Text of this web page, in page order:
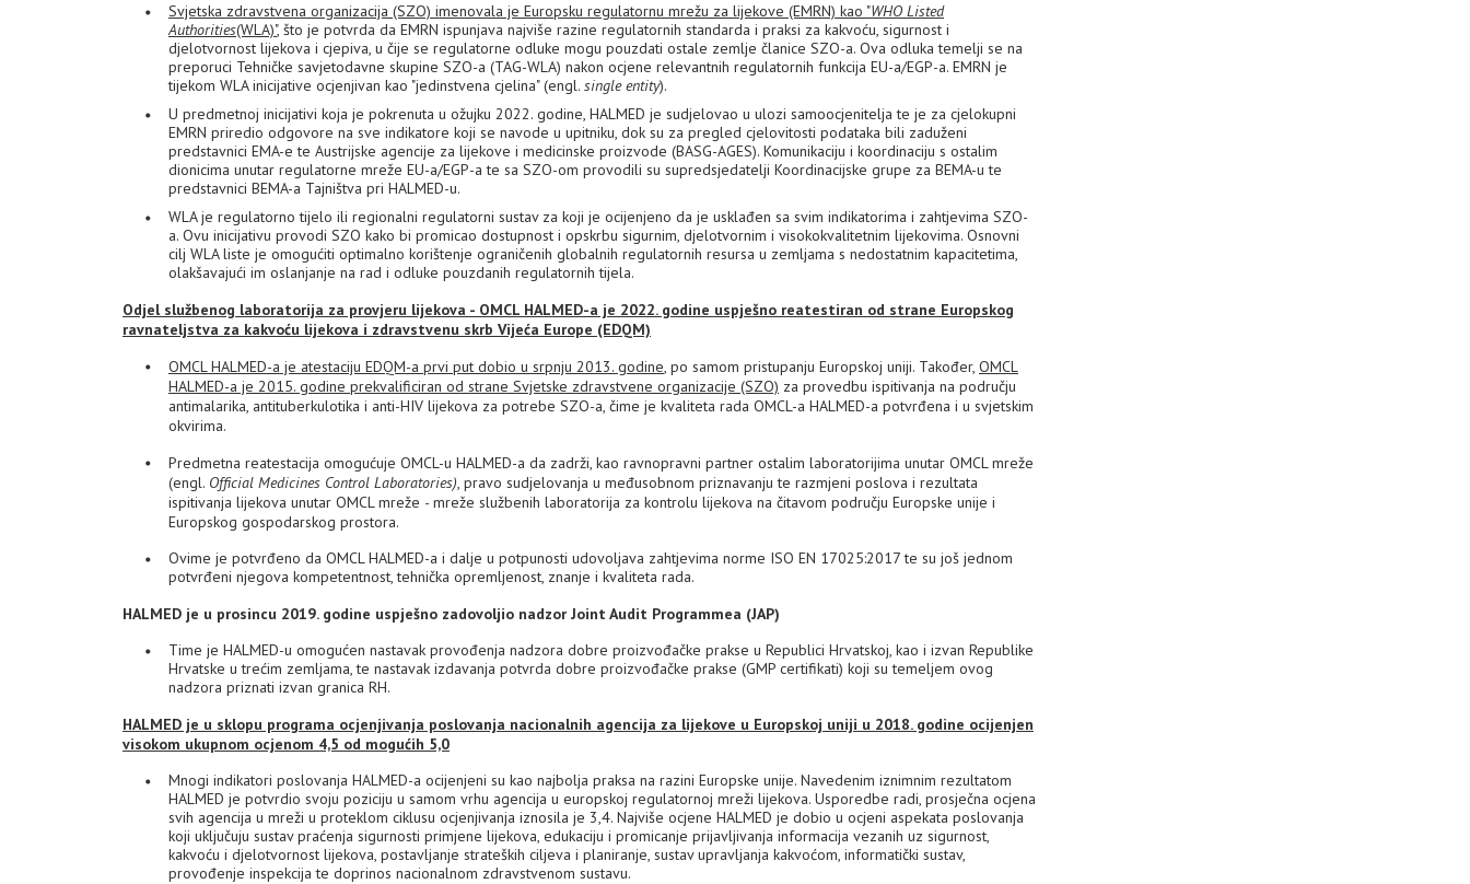
Svjetska zdravstvena organizacija (SZO) imenovala je Europsku regulatornu mrežu za lijekove (EMRN) kao "WHO Listed
Authorities(WLA)", što je potvrda da EMRN ispunjava najviše razine regulatornih standarda i praksi za kakvoću, sigurnost i
djelotvornost lijekova i cjepiva, u čije se regulatorne odluke mogu pouzdati ostale zemlje članice SZO-a. Ova odluka temelji se na
preporuci Tehničke savjetodavne skupine SZO-a (TAG-WLA) nakon ocjene relevantnih regulatornih funkcija EU-a/EGP-a. EMRN je
tijekom WLA inicijative ocjenjivan kao "jedinstvena cjelina" (engl. single entity).
U predmetnoj inicijativi koja je pokrenuta u ožujku 2022. godine, HALMED je sudjelovao u ulozi samoocjenitelja te je za cjelokupni
EMRN priredio odgovore na sve indikatore koji se navode u upitniku, dok su za pregled cjelovitosti podataka bili zaduženi
predstavnici EMA-e te Austrijske agencije za lijekove i medicinske proizvode (BASG-AGES). Komunikaciju i koordinaciju s ostalim
dionicima unutar regulatorne mreže EU-a/EGP-a te sa SZO-om provodili su supredsjedatelji Koordinacijske grupe za BEMA-u te
predstavnici BEMA-a Tajništva pri HALMED-u.
WLA je regulatorno tijelo ili regionalni regulatorni sustav za koji je ocijenjeno da je usklađen sa svim indikatorima i zahtjevima SZO-
a. Ovu inicijativu provodi SZO kako bi promicao dostupnost i opskrbu sigurnim, djelotvornim i visokokvalitetnim lijekovima. Osnovni
cilj WLA liste je omogućiti optimalno korištenje ograničenih globalnih regulatornih resursa u zemljama s nedostatnim kapacitetima,
olakšavajući im oslanjanje na rad i odluke pouzdanih regulatornih tijela.
Odjel službenog laboratorija za provjeru lijekova - OMCL HALMED-a je 2022. godine uspješno reatestiran od strane Europskog
ravnateljstva za kakvoću lijekova i zdravstvenu skrb Vijeća Europe (EDQM)
OMCL HALMED-a je atestaciju EDQM-a prvi put dobio u srpnju 2013. godine, po samom pristupanju Europskoj uniji. Također, OMCL
HALMED-a je 2015. godine prekvalificiran od strane Svjetske zdravstvene organizacije (SZO) za provedbu ispitivanja na području
antimalarika, antituberkulotika i anti-HIV lijekova za potrebe SZO-a, čime je kvaliteta rada OMCL-a HALMED-a potvrđena i u svjetskim
okvirima.
Predmetna reatestacija omogućuje OMCL-u HALMED-a da zadrži, kao ravnopravni partner ostalim laboratorijima unutar OMCL mreže
(engl. Official Medicines Control Laboratories), pravo sudjelovanja u međusobnom priznavanju te razmjeni poslova i rezultata
ispitivanja lijekova unutar OMCL mreže -mreže službenih laboratorija za kontrolu lijekova na čitavom području Europske unije i
Europskog gospodarskog prostora.
Ovime je potvrđeno da OMCL HALMED-a i dalje u potpunosti udovoljava zahtjevima norme ISO EN 17025:2017 te su još jednom
potvrđeni njegova kompetentnost, tehnička opremljenost, znanje i kvaliteta rada.
HALMED je u prosincu 2019. godine uspješno zadovoljio nadzor Joint Audit Programmea (JAP)
Time je HALMED-u omogućen nastavak provođenja nadzora dobre proizvođačke prakse u Republici Hrvatskoj, kao i izvan Republike
Hrvatske u trećim zemljama, te nastavak izdavanja potvrda dobre proizvođačke prakse (GMP certifikati) koji su temeljem ovog
nadzora priznati izvan granica RH.
HALMED je u sklopu programa ocjenjivanja poslovanja nacionalnih agencija za lijekove u Europskoj uniji u 2018. godine ocijenjen
visokom ukupnom ocjenom 4,5 od mogućih 5,0
Mnogi indikatori poslovanja HALMED-a ocijenjeni su kao najbolja praksa na razini Europske unije. Navedenim iznimnim rezultatom
HALMED je potvrdio svoju poziciju u samom vrhu agencija u europskoj regulatornoj mreži lijekova. Usporedbe radi, prosječna ocjena
svih agencija u mreži u proteklom ciklusu ocjenjivanja iznosila je 3,4. Najviše ocjene HALMED je dobio u ocjeni aspekata poslovanja
koji uključuju sustav praćenja sigurnosti primjene lijekova, edukaciju i promicanje prijavljivanja informacija vezanih uz sigurnost,
kakvoću i djelotvornost lijekova, postavljanje strateških ciljeva i planiranje, sustav upravljanja kakvoćom, informatički sustav,
provođenje inspekcija te doprinos nacionalnom zdravstvenom sustavu.